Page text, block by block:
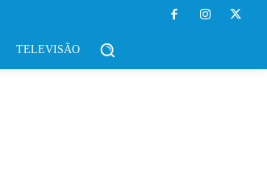
TELEVISÃO